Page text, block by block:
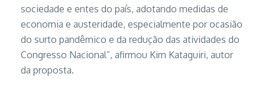
sociedade e entes do país, adotando medidas de
economia e austeridade, especialmente por ocasião
do surto pandêmico e da redução das atividades do
Congresso Nacional”, afirmou Kim Kataguiri, autor
da proposta.